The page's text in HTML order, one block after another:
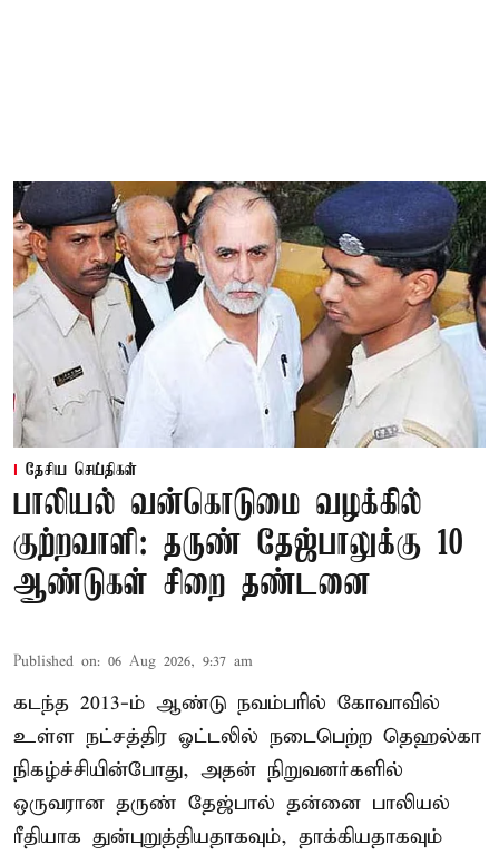
தேசிய செய்திகள்
பாலியல் வன்கொடுமை வழக்கில்
குற்றவாளி: தருண் தேஜ்பாலுக்கு 10
ஆண்டுகள் சிறை தண்டனை
Published on: 06 Aug 2026, 9:37 am
கடந்த 2013-ம் ஆண்டு நவம்பரில் கோவாவில்
உள்ள நட்சத்திர ஓட்டலில் நடைபெற்ற தெஹல்கா
நிகழ்ச்சியின்போது, அதன் நிறுவனர்களில்
ஒருவரான தருண் தேஜ்பால் தன்னை பாலியல்
ரீதியாக துன்புறுத்தியதாகவும், தாக்கியதாகவும்